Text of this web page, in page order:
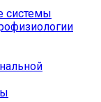
системы